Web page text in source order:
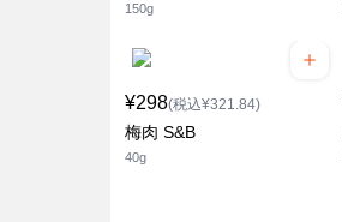
150g
¥298(税込¥321.84)
梅肉 S&B
40g